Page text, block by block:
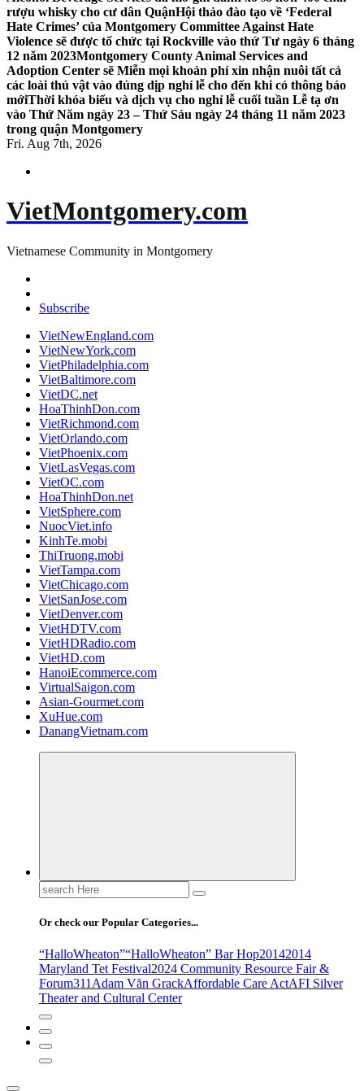
rượu whisky cho cư dân QuậnHội thảo đào tạo về ‘Federal
Hate Crimes’ của Montgomery Committee Against Hate
Violence sẽ được tổ chức tại Rockville vào thứ Tư ngày 6 tháng
12 năm 2023Montgomery County Animal Services and
Adoption Center sẽ Miễn mọi khoản phí xin nhận nuôi tất cả
các loài thú vật vào đúng dịp nghỉ lễ cho đến khi có thông báo
mớiThời khóa biểu và dịch vụ cho nghỉ lễ cuối tuần Lễ tạ ơn
vào Thứ Năm ngày 23 – Thứ Sáu ngày 24 tháng 11 năm 2023
trong quận Montgomery
Fri. Aug 7th, 2026
VietMontgomery.com
Vietnamese Community in Montgomery
Subscribe
VietNewEngland.com
VietNewYork.com
VietPhiladelphia.com
VietBaltimore.com
VietDC.net
HoaThinhDon.com
VietRichmond.com
VietOrlando.com
VietPhoenix.com
VietLasVegas.com
VietOC.com
HoaThinhDon.net
VietSphere.com
NuocViet.info
KinhTe.mobi
ThiTruong.mobi
VietTampa.com
VietChicago.com
VietSanJose.com
VietDenver.com
VietHDTV.com
VietHDRadio.com
VietHD.com
HanoiEcommerce.com
VirtualSaigon.com
Asian-Gourmet.com
XuHue.com
DanangVietnam.com
Search
for:
Or check our Popular Categories...
“HalloWheaton”“HalloWheaton” Bar Hop20142014
Maryland Tet Festival2024 Community Resource Fair &
Forum311 Adam Văn GrackAffordable Care ActAFI Silver
Theater and Cultural Center